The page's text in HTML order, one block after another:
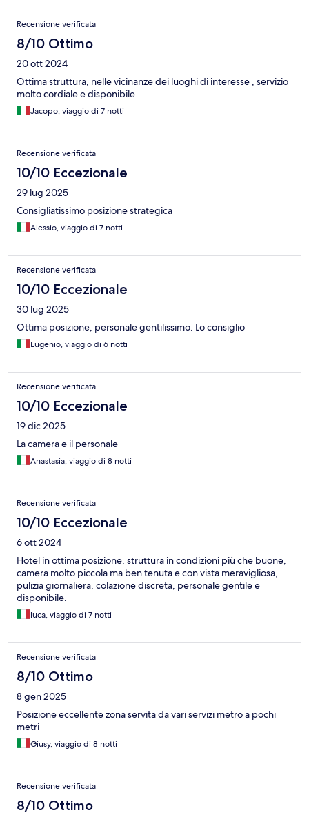
Recensione verificata
8/10 Ottimo
20 ott 2024
Ottima struttura, nelle vicinanze dei luoghi di interesse , servizio
molto cordiale e disponibile
Jacopo, viaggio di 7 notti
Recensione verificata
10/10 Eccezionale
29 lug 2025
Consigliatissimo posizione strategica
Alessio, viaggio di 7 notti
Recensione verificata
10/10 Eccezionale
30 lug 2025
Ottima posizione, personale gentilissimo. Lo consiglio
Eugenio, viaggio di 6 notti
Recensione verificata
10/10 Eccezionale
19 dic 2025
La camera e il personale
Anastasia, viaggio di 8 notti
Recensione verificata
10/10 Eccezionale
6 ott 2024
Hotel in ottima posizione, struttura in condizioni più che buone,
camera molto piccola ma ben tenuta e con vista meravigliosa,
pulizia giornaliera, colazione discreta, personale gentile e
disponibile.
luca, viaggio di 7 notti
Recensione verificata
8/10 Ottimo
8 gen 2025
Posizione eccellente zona servita da vari servizi metro a pochi
metri
Giusy, viaggio di 8 notti
Recensione verificata
8/10 Ottimo